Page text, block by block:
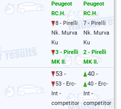
Peugeot
RC.H.
8 - Pirelli
Nk. Murva
Ku
3 - Pirelli
MK II.
Peugeot
RC.H.
7 - Pirelli
Nk. Murva
Ku
2 - Pirelli
MK II.
53 -
53 - Erc-
Int -
competitor
40 -
40 - Erc-
Int -
competitor